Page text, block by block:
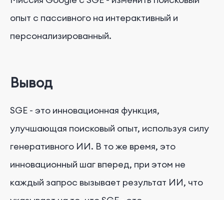
опыт с пассивного на интерактивный и
персонализированный.
Вывод
SGE - это инновационная функция,
улучшающая поисковый опыт, используя силу
генеративного ИИ. В то же время, это
инновационный шаг вперед, при этом не
каждый запрос вызывает результат ИИ, что